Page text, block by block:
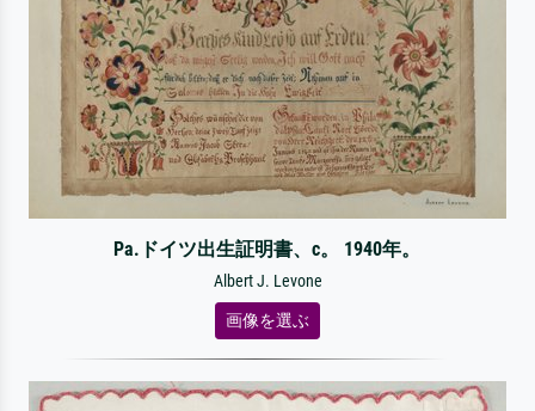
Pa.ドイツ出生証明書、c。 1940年。
Albert J. Levone
画像を選ぶ